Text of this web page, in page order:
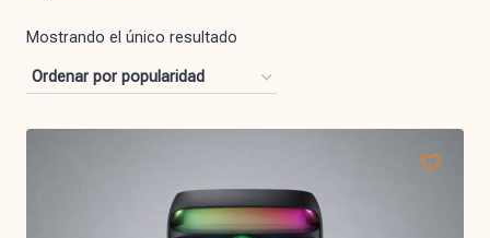
Mostrando el único resultado